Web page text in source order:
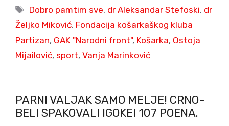
Tags
Dobro pamtim sve, dr Aleksandar Stefoski, dr
Željko Miković, Fondacija košarkaškog kluba
Partizan, GAK "Narodni front", Košarka, Ostoja
Mijailović, sport, Vanja Marinković
PARNI VALJAK SAMO MELJE! CRNO-
BELI SPAKOVALI IGOKEI 107 POENA.